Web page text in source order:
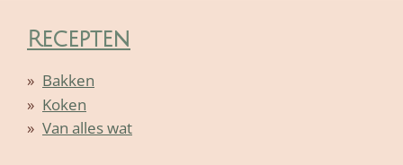
Recepten
Bakken
Koken
Van alles wat